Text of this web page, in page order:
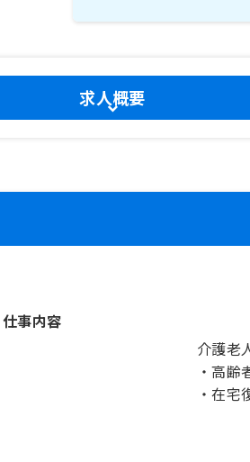
求人概要
仕事内容
介護老
・高
・在